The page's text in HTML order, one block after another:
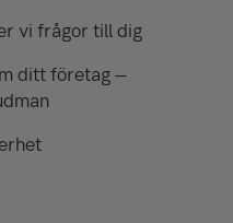
vi frågor till dig
ditt företag –